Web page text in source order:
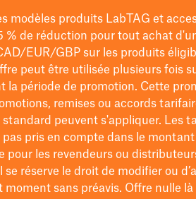
modèles produits LabTAG et
% de réduction pour tout achat
EUR/GBPsur les produits
peut être utilisée plusieurs fois
la période de promotion. Cette
remises ou accords
peuvent s'appliquer. Les
pas pris en compte dans le
pour les revendeurs ou
réserve le droit de modifierou
sans préavis. Offre nulle là